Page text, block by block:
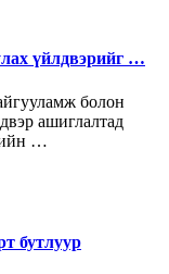
үйлдвэрийг …
болон
ашиглалтад
…
бутлуур